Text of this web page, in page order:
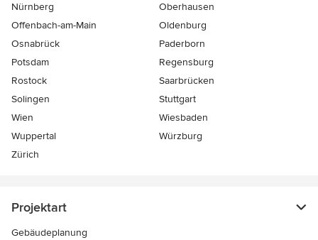
Nürnberg
Oberhausen
Offenbach-am-Main
Oldenburg
Osnabrück
Paderborn
Potsdam
Regensburg
Rostock
Saarbrücken
Solingen
Stuttgart
Wien
Wiesbaden
Wuppertal
Würzburg
Zürich
Projektart
Gebäudeplanung